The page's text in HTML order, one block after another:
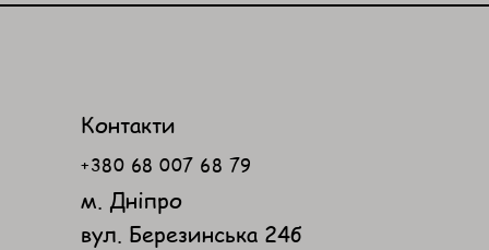
Контакти
+380 68 007 68 79
м. Дніпро
вул. Березинська 24б